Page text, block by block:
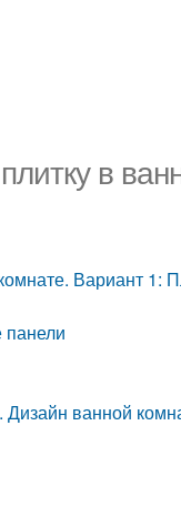
в
Вариант 1:
панели
ванной